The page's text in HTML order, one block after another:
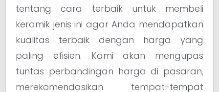
tentang cara terbaik untuk membeli
keramik jenis ini agar Anda mendapatkan
kualitas terbaik dengan harga yang
paling efisien. Kami akan mengupas
tuntas perbandingan harga di pasaran,
merekomendasikan tempat-tempat